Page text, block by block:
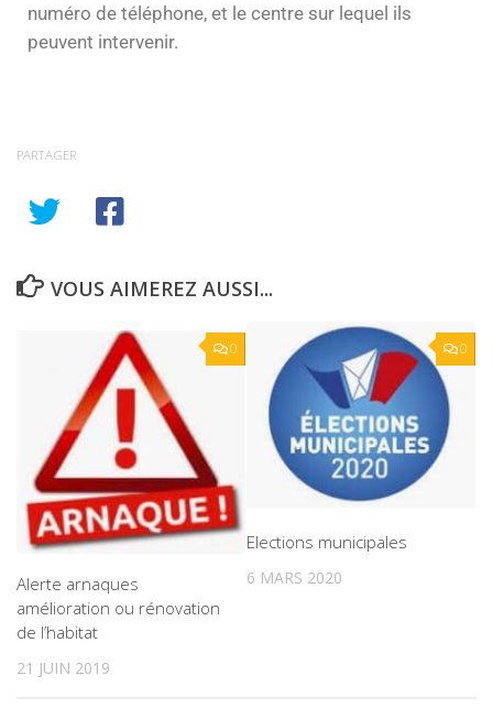
numéro de téléphone, et le centre sur lequel ils
peuvent intervenir.
PARTAGER
VOUS AIMEREZ AUSSI...
0
Alerte arnaques
amélioration ou rénovation
de l’habitat
21 JUIN 2019
0
Elections municipales
6 MARS 2020